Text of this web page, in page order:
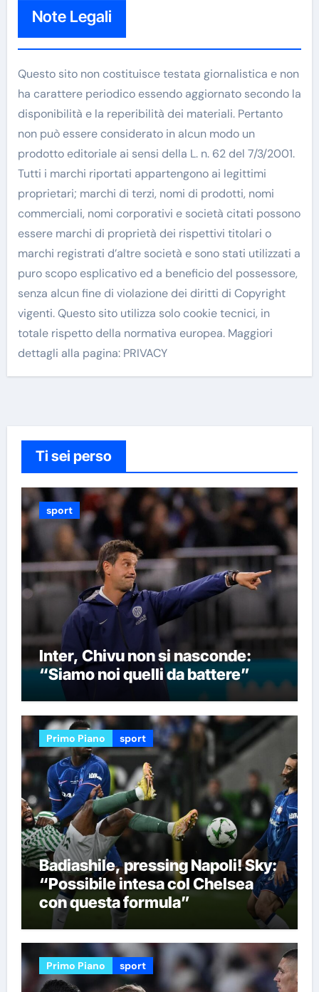
Note Legali
Questo sito non costituisce testata giornalistica e non
ha carattere periodico essendo aggiornato secondo la
disponibilità e la reperibilità dei materiali. Pertanto
non può essere considerato in alcun modo un
prodotto editoriale ai sensi della L. n. 62 del 7/3/2001.
Tutti i marchi riportati appartengono ai legittimi
proprietari; marchi di terzi, nomi di prodotti, nomi
commerciali, nomi corporativi e società citati possono
essere marchi di proprietà dei rispettivi titolari o
marchi registrati d’altre società e sono stati utilizzati a
puro scopo esplicativo ed a beneficio del possessore,
senza alcun fine di violazione dei diritti di Copyright
vigenti. Questo sito utilizza solo cookie tecnici, in
totale rispetto della normativa europea. Maggiori
dettagli alla pagina: PRIVACY
Ti sei perso
sport
Inter, Chivu non si nasconde:
“Siamo noi quelli da battere”
Primo Piano sport
Badiashile, pressing Napoli! Sky:
“Possibile intesa col Chelsea
con questa formula”
Primo Piano sport